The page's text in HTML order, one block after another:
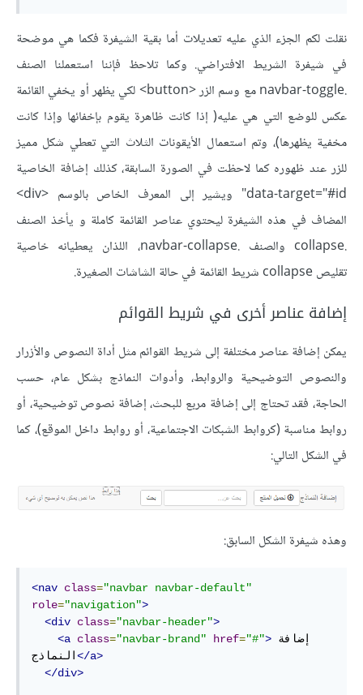
نقلت لكم الجزء الذي عليه تعديلات أما بقية الشيفرة فكما هي موضحة
في شيفرة الشريط الافتراضي. وكما تلاحظ فإننا استعملنا الصنف
.navbar-toggle مع وسم الزر <button> لكي يظهر أو يخفي القائمة
عكس للوضع التي هي عليه( إذا كانت ظاهرة يقوم بإخفائها وإذا كانت
مخفية يظهرها)، وتم استعمال الأيقونات الثلاث التي تعطي شكل مميز
للزر عند ظهوره كما لاحظت في الصورة السابقة، كذلك إضافة الخاصية
data-target="#id" ويشير إلى المعرف الخاص بالوسم <div>
المضاف في هذه الشيفرة ليحتوي عناصر القائمة كاملة و يأخذ الصنف
.collapse والصنف .navbar-collapse، اللذان يعطيانه خاصية
تقليص collapse شريط القائمة في حالة الشاشات الصغيرة.
إضافة عناصر أخرى في شريط القوائم
يمكن إضافة عناصر مختلفة إلى شريط القوائم مثل أداة النصوص والأزرار
والنصوص التوضيحية والروابط، وأدوات النماذج بشكل عام، حسب
الحاجة، فقد تحتاج إلى إضافة مربع للبحث، إضافة نصوص توضيحية، أو
روابط مناسبة (كروابط الشبكات الاجتماعية، أو روابط داخل الموقع)، كما
في الشكل التالي:
وهذه شيفرة الشكل السابق:
<nav class="navbar navbar-default"
role="navigation">
<div class="navbar-header">
<a class="navbar-brand" href="#">
النماذج</a>
</div>